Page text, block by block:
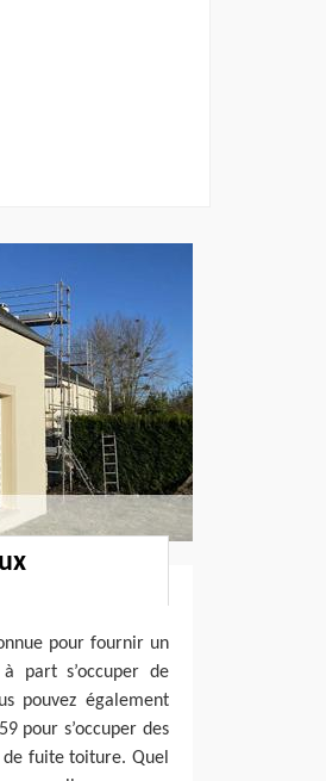
pour fournir un
part s’occuper de
pouvez également
pour s’occuper des
fuite toiture. Quel